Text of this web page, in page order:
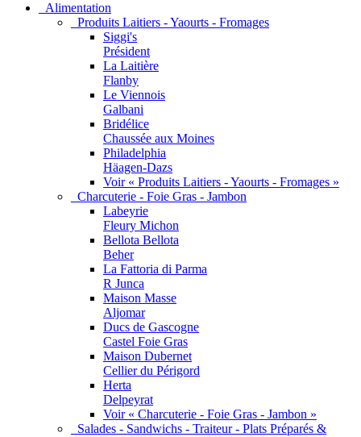
Alimentation
Produits Laitiers - Yaourts - Fromages
Siggi's
Président
La Laitière
Flanby
Le Viennois
Galbani
Bridélice
Chaussée aux Moines
Philadelphia
Häagen-Dazs
Voir « Produits Laitiers - Yaourts - Fromages »
Charcuterie - Foie Gras - Jambon
Labeyrie
Fleury Michon
Bellota Bellota
Beher
La Fattoria di Parma
R Junca
Maison Masse
Aljomar
Ducs de Gascogne
Castel Foie Gras
Maison Dubernet
Cellier du Périgord
Herta
Delpeyrat
Voir « Charcuterie - Foie Gras - Jambon »
Salades - Sandwichs - Traiteur - Plats Préparés &